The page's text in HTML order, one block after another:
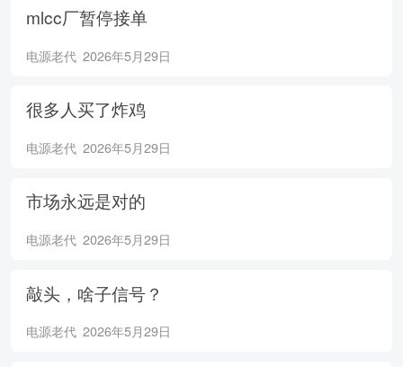
mlcc厂暂停接单
电源老代 2026年5月29日
很多人买了炸鸡
电源老代 2026年5月29日
市场永远是对的
电源老代 2026年5月29日
敲头，啥子信号？
电源老代 2026年5月29日